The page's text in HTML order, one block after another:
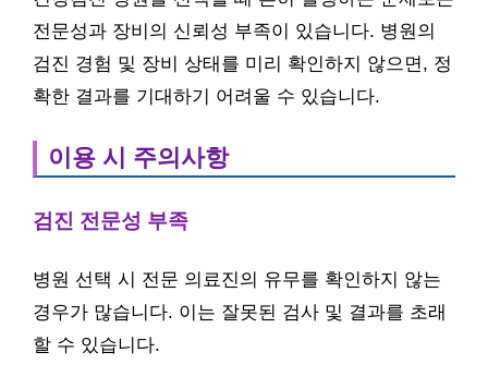
전문성과 장비의 신뢰성 부족이 있습니다. 병원의
검진 경험 및 장비 상태를 미리 확인하지 않으면, 정
확한 결과를 기대하기 어려울 수 있습니다.
이용 시 주의사항
검진 전문성 부족
병원 선택 시 전문 의료진의 유무를 확인하지 않는
경우가 많습니다. 이는 잘못된 검사 및 결과를 초래
할 수 있습니다.